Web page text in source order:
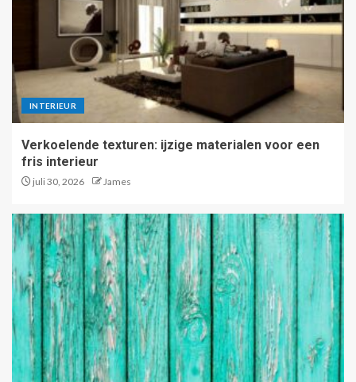
INTERIEUR
Verkoelende texturen: ijzige materialen voor een
fris interieur
juli 30, 2026 James